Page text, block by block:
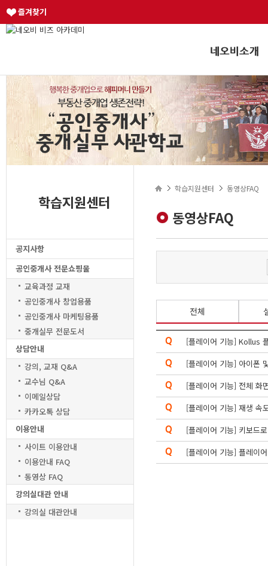
즐겨찾기
학습지원센터
공지사항
공인중개사 전문쇼핑물
교육과정 교재
공인중개사 창업용품
공인중개사 마케팅용품
중개실무 전문도서
상담안내
강의, 교재 Q&A
교수님 Q&A
이메일상담
카카오톡 상담
이용안내
사이트 이용안내
이용안내 FAQ
동영상 FAQ
강의실대관 안내
강의실 대관안내
학습지원센터 동영상FAQ
동영상FAQ
전체
[플레이어 기능] Kollus
[플레이어 기능] 아이폰
[플레이어 기능] 전체 화
[플레이어 기능] 재생 속
[플레이어 기능] 키보드
[플레이어 기능] 플레이